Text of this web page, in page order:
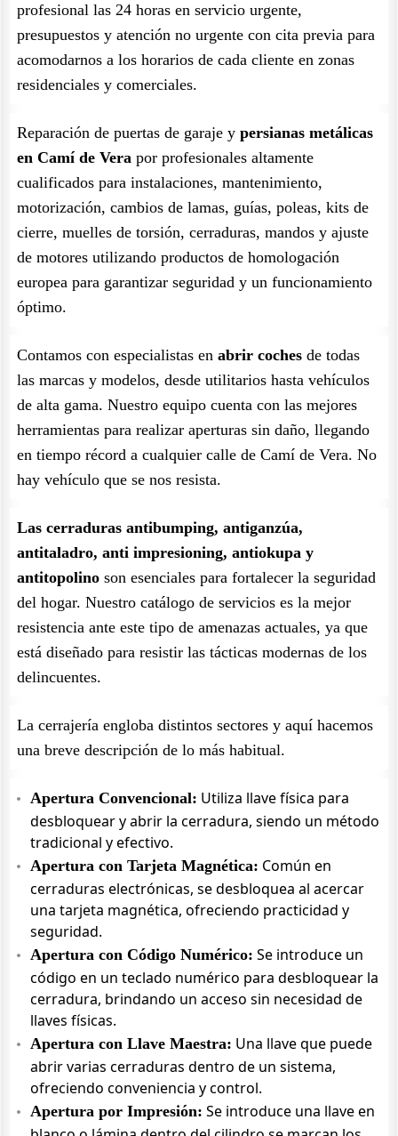
profesional las 24 horas en servicio urgente,
presupuestos y atención no urgente con cita previa para
acomodarnos a los horarios de cada cliente en zonas
residenciales y comerciales.
Reparación de puertas de garaje y persianas metálicas
en Camí de Vera por profesionales altamente
cualificados para instalaciones, mantenimiento,
motorización, cambios de lamas, guías, poleas, kits de
cierre, muelles de torsión, cerraduras, mandos y ajuste
de motores utilizando productos de homologación
europea para garantizar seguridad y un funcionamiento
óptimo.
Contamos con especialistas en abrir coches de todas
las marcas y modelos, desde utilitarios hasta vehículos
de alta gama. Nuestro equipo cuenta con las mejores
herramientas para realizar aperturas sin daño, llegando
en tiempo récord a cualquier calle de Camí de Vera. No
hay vehículo que se nos resista.
Las cerraduras antibumping, antiganzúa,
antitaladro, anti impresioning, antiokupa y
antitopolino son esenciales para fortalecer la seguridad
del hogar. Nuestro catálogo de servicios es la mejor
resistencia ante este tipo de amenazas actuales, ya que
está diseñado para resistir las tácticas modernas de los
delincuentes.
La cerrajería engloba distintos sectores y aquí hacemos
una breve descripción de lo más habitual.
Apertura Convencional: Utiliza llave física para
desbloquear y abrir la cerradura, siendo un método
tradicional y efectivo.
Apertura con Tarjeta Magnética: Común en
cerraduras electrónicas, se desbloquea al acercar
una tarjeta magnética, ofreciendo practicidad y
seguridad.
Apertura con Código Numérico: Se introduce un
código en un teclado numérico para desbloquear la
cerradura, brindando un acceso sin necesidad de
llaves físicas.
Apertura con Llave Maestra: Una llave que puede
abrir varias cerraduras dentro de un sistema,
ofreciendo conveniencia y control.
Apertura por Impresión: Se introduce una llave en